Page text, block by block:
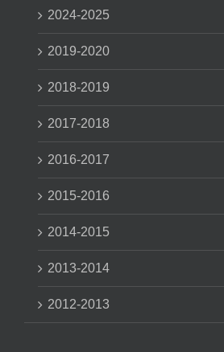
2024-2025
2019-2020
2018-2019
2017-2018
2016-2017
2015-2016
2014-2015
2013-2014
2012-2013